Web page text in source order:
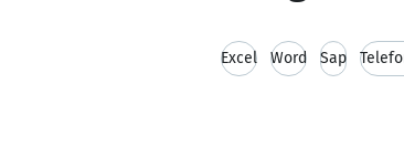
Excel Word Sap